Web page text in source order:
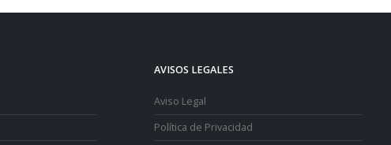
AVISOS LEGALES
Aviso Legal
Política de Privacidad